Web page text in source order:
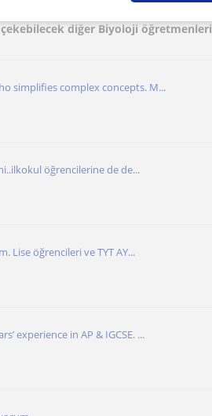
Hosdere, Karaagaç (Istanbul), Kiraç
diğer Biyoloji öğretmenleri
simplifies complex concepts. M...
öğrencilerine de de...
Lise öğrencileri ve TYT AY...
experience in AP & IGCSE. ...